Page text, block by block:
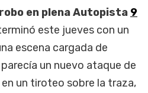
en plena Autopista 9
este jueves con un
escena cargada de
un nuevo ataque de
un tiroteo sobre la traza,